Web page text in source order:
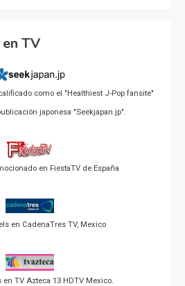
TV
como el "Healthiest J-Pop fansite"
japonesa "Seekjapan.jp".
en FiestaTV de España
en CadenaTres TV, Mexico
TV Azteca 13 HDTV Mexico.